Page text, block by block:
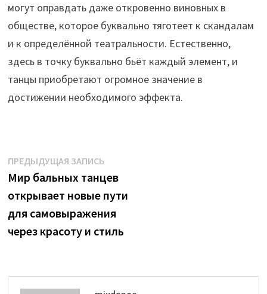
могут оправдать даже откровенно виновных в
обществе, которое буквально тяготеет к скандалам
и к определённой театральности. Естественно,
здесь в точку буквально бьёт каждый элемент, и
танцы приобретают огромное значение в
достижении необходимого эффекта.
Навигация
по
записям
ПРЕДЫДУЩАЯ ЗАПИСЬПредыдущая
запись:
Мир бальных танцев
открывает новые пути
для самовыражения
через красоту и стиль